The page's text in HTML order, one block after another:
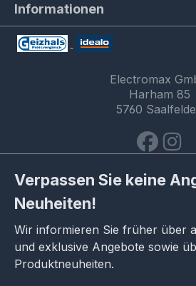
Informationen
Electromax
Harham 85
5760
Verpassen Sie keine
Neuheiten!
Wir informieren Sie früher über
und exklusive Angebote sowie
Produktneuheiten.